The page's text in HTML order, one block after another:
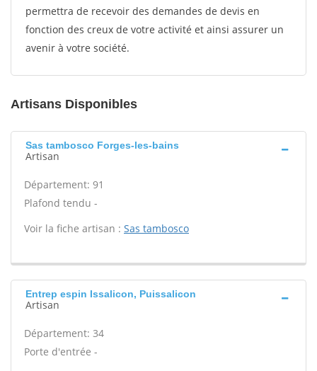
permettra de recevoir des demandes de devis en
fonction des creux de votre activité et ainsi assurer un
avenir à votre société.
Artisans Disponibles
Sas tambosco Forges-les-bains
Artisan
Département: 91
Plafond tendu -
Voir la fiche artisan : Sas tambosco
Entrep espin Issalicon, Puissalicon
Artisan
Département: 34
Porte d'entrée -